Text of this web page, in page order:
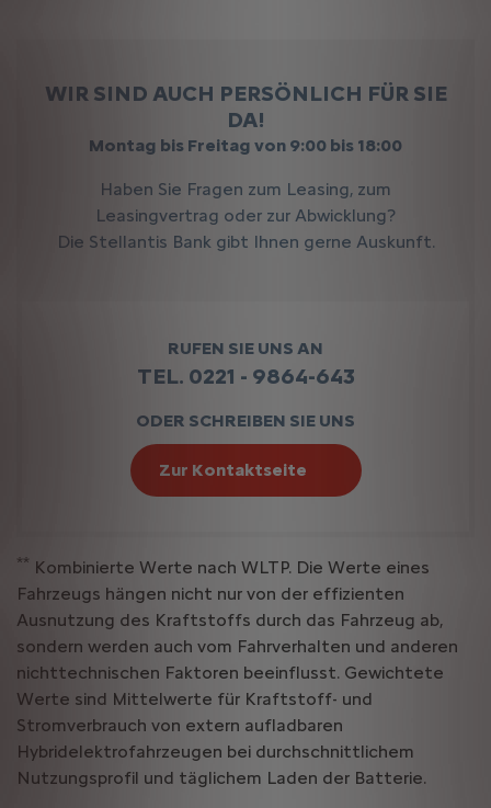
WIR SIND AUCH PERSÖNLICH FÜR SIE
DA!
Montag bis Freitag von 9:00 bis 18:00
Haben Sie Fragen zum Leasing, zum
Leasingvertrag oder zur Abwicklung?
Die Stellantis Bank gibt Ihnen gerne Auskunft.
RUFEN SIE UNS AN
TEL. 0221 - 9864-643
ODER SCHREIBEN SIE UNS
Zur Kontaktseite
** Kombinierte Werte nach WLTP. Die Werte eines
Fahrzeugs hängen nicht nur von der effizienten
Ausnutzung des Kraftstoffs durch das Fahrzeug ab,
sondern werden auch vom Fahrverhalten und anderen
nichttechnischen Faktoren beeinflusst. Gewichtete
Werte sind Mittelwerte für Kraftstoff- und
Stromverbrauch von extern aufladbaren
Hybridelektrofahrzeugen bei durchschnittlichem
Nutzungsprofil und täglichem Laden der Batterie.